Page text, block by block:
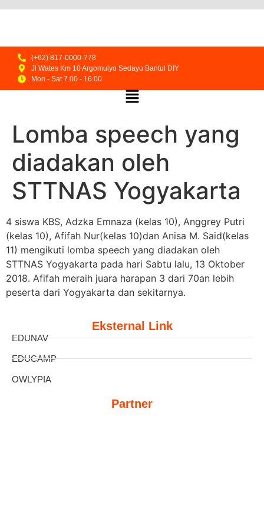
(+62) 817-0000-778
Jl Wates Km 10 Argomulyo Sedayu Bantul DIY
Mon - Sat 7.00 - 16.00
Lomba speech yang
diadakan oleh
STTNAS Yogyakarta
4 siswa KBS, Adzka Emnaza (kelas 10), Anggrey Putri
(kelas 10), Afifah Nur(kelas 10)dan Anisa M. Said(kelas
11) mengikuti lomba speech yang diadakan oleh
STTNAS Yogyakarta pada hari Sabtu lalu, 13 Oktober
2018. Afifah meraih juara harapan 3 dari 70an lebih
peserta dari Yogyakarta dan sekitarnya.
Eksternal Link
EDUNAV
EDUCAMP
OWLYPIA
Partner